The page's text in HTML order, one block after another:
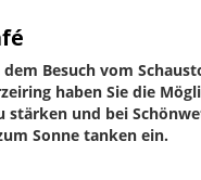
Besuch vom
haben Sie die
stärken und bei
Sonne tanken ein.